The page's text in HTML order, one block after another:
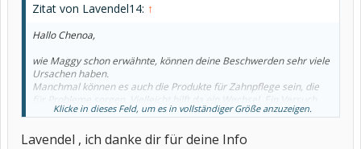
Zitat von Lavendel14: ↑
Hallo Chenoa,
wie Maggy schon erwähnte, können deine Beschwerden sehr viele
Ursachen haben.
Manchmal können es auch die Produkte für Zahnpflege sein, die
für Probleme sorgen. Vielleicht hilft da ein Wechsel. Ein Versuch
wäre es wert.
Entzündungen der Mundschleimhaut, Brennen der Zunge usw.
Klicke in dieses Feld, um es in vollständiger Größe anzuzeigen.
Lavendel , ich danke dir für deine Info